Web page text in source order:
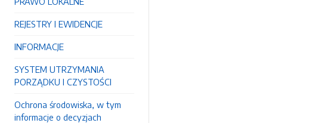
REJESTRY I EWIDENCJE
INFORMACJE
SYSTEM UTRZYMANIA
PORZĄDKU I CZYSTOŚCI
Ochrona środowiska, w tym
informacje o decyzjach